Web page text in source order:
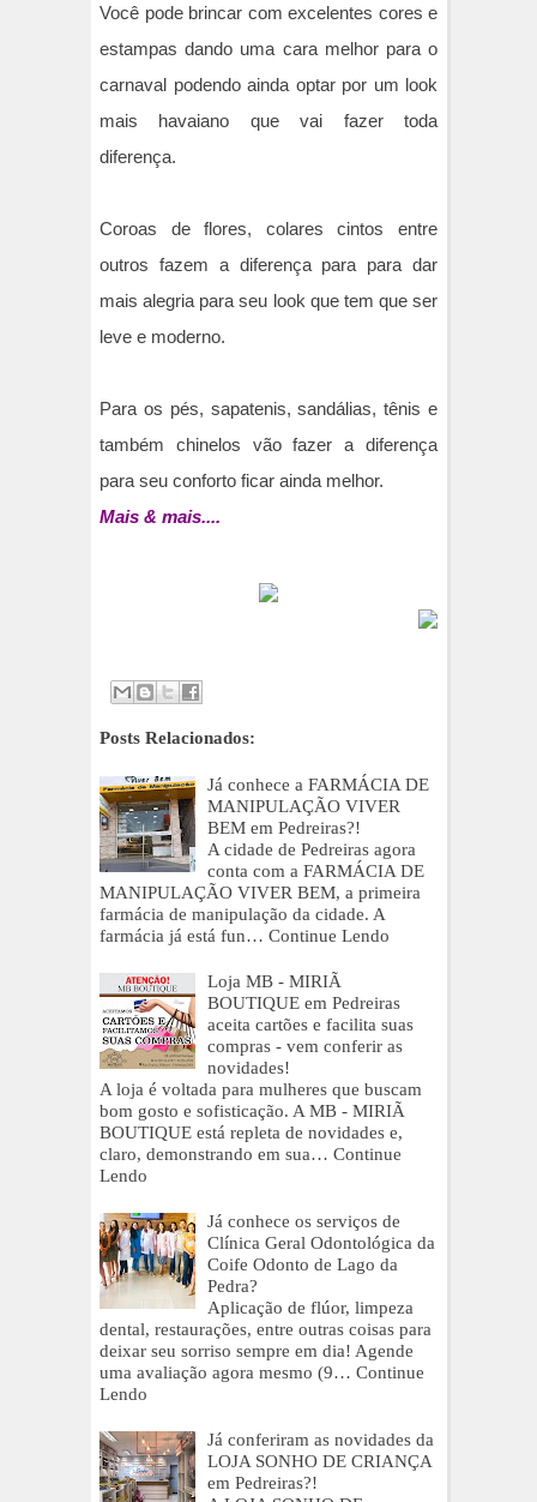
Você pode brincar com excelentes cores e
estampas dando uma cara melhor para o
carnaval podendo ainda optar por um look
mais havaiano que vai fazer toda
diferença.
Coroas de flores, colares cintos entre
outros fazem a diferença para para dar
mais alegria para seu look que tem que ser
leve e moderno.
Para os pés, sapatenis, sandálias, tênis e
também chinelos vão fazer a diferença
para seu conforto ficar ainda melhor.
Mais & mais....
Posts Relacionados:
Já conhece a FARMÁCIA DE
MANIPULAÇÃO VIVER
BEM em Pedreiras?!
A cidade de Pedreiras agora
conta com a FARMÁCIA DE
MANIPULAÇÃO VIVER BEM, a primeira
farmácia de manipulação da cidade. A
farmácia já está fun… Continue Lendo
Loja MB - MIRIÃ
BOUTIQUE em Pedreiras
aceita cartões e facilita suas
compras - vem conferir as
novidades!
A loja é voltada para mulheres que buscam
bom gosto e sofisticação. A MB - MIRIÃ
BOUTIQUE está repleta de novidades e,
claro, demonstrando em sua… Continue
Lendo
Já conhece os serviços de
Clínica Geral Odontológica da
Coife Odonto de Lago da
Pedra?
Aplicação de flúor, limpeza
dental, restaurações, entre outras coisas para
deixar seu sorriso sempre em dia! Agende
uma avaliação agora mesmo (9… Continue
Lendo
Já conferiram as novidades da
LOJA SONHO DE CRIANÇA
em Pedreiras?!